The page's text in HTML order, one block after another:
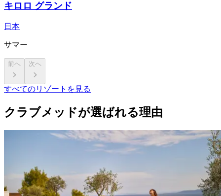
キロロ グランド
日本
サマー
前へ 次へ
すべてのリゾートを見る
クラブメッドが選ばれる理由